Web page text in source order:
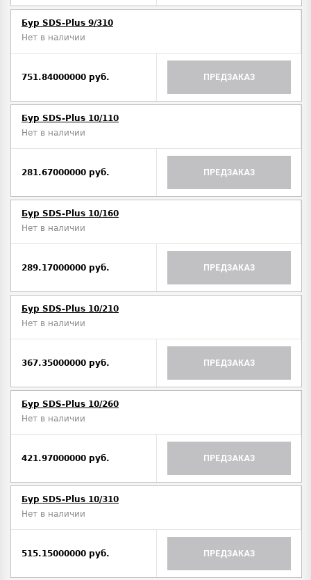
Бур SDS-Plus 9/310
Нет в наличии
751.84000000 руб. ПРЕДЗАКАЗ
Бур SDS-Plus 10/110
Нет в наличии
281.67000000 руб. ПРЕДЗАКАЗ
Бур SDS-Plus 10/160
Нет в наличии
289.17000000 руб. ПРЕДЗАКАЗ
Бур SDS-Plus 10/210
Нет в наличии
367.35000000 руб. ПРЕДЗАКАЗ
Бур SDS-Plus 10/260
Нет в наличии
421.97000000 руб. ПРЕДЗАКАЗ
Бур SDS-Plus 10/310
Нет в наличии
515.15000000 руб. ПРЕДЗАКАЗ